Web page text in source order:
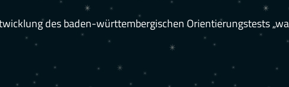
des baden-württembergischen Orientierungstests